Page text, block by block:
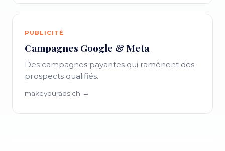
PUBLICITÉ
Campagnes Google & Meta
Des campagnes payantes qui ramènent des
prospects qualifiés.
makeyourads.ch →